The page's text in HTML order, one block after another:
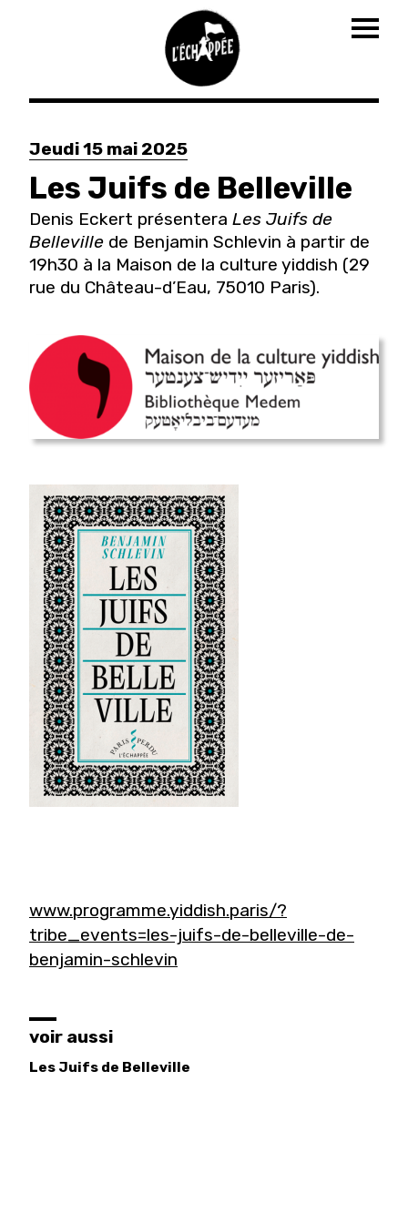
Aller
contenu
principal
Jeudi 15 mai 2025
Les Juifs de Belleville
Denis Eckert présentera Les Juifs de
Belleville de Benjamin Schlevin à partir de
19h30 à la Maison de la culture yiddish (29
rue du Château-d’Eau, 75010 Paris).
www.programme.yiddish.paris/?
tribe_events=les-juifs-de-belleville-de-
benjamin-schlevin
voir aussi
Les Juifs de Belleville